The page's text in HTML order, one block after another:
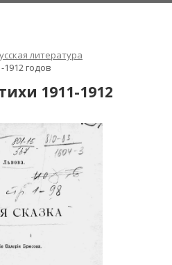
литература
1912 годов
1911-1912